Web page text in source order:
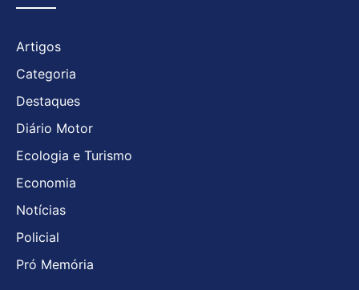
Artigos
Categoria
Destaques
Diário Motor
Ecologia e Turismo
Economia
Notícias
Policial
Pró Memória